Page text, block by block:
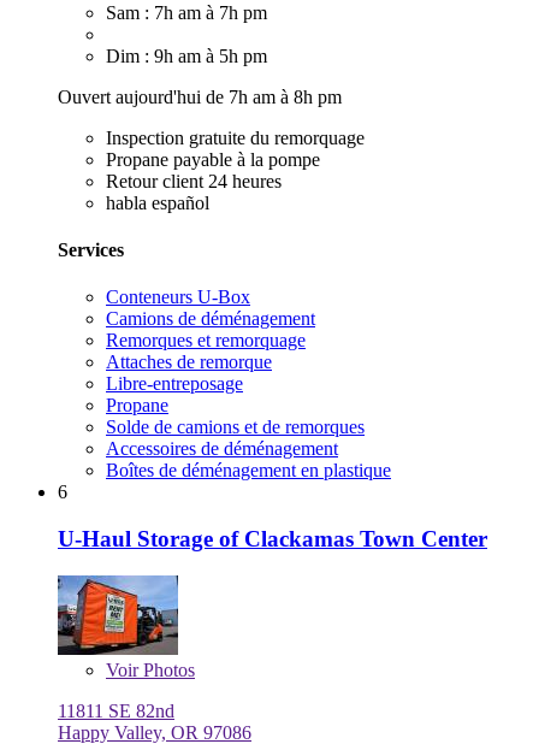
Sam : 7h am à 7h pm
Dim : 9h am à 5h pm
Ouvert aujourd'hui de 7h am à 8h pm
Inspection gratuite du remorquage
Propane payable à la pompe
Retour client 24 heures
habla español
Services
Conteneurs U-Box
Camions de déménagement
Remorques et remorquage
Attaches de remorque
Libre-entreposage
Propane
Solde de camions et de remorques
Accessoires de déménagement
Boîtes de déménagement en plastique
6
U-Haul Storage of Clackamas Town Center
VoirPhotos
11811 SE 82nd
Happy Valley, OR 97086